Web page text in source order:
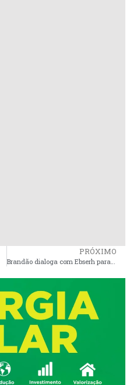
PRÓXIMO
Brandão dialoga com Ebserh para federalizar o Hospital Macrorregional de Pinheiro